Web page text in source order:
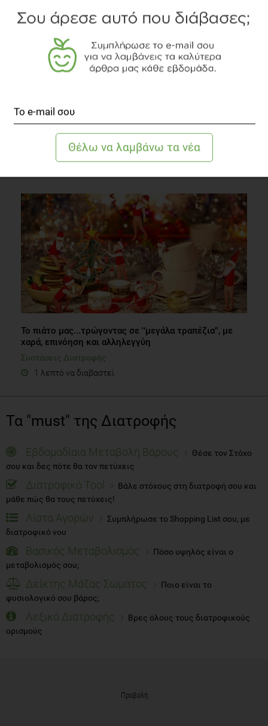
Η δράση των ξηρών καρπών στο διαβήτη
Το πιάτο μας...τρώγοντας σε '‘μεγάλα τραπέζια’', με
χαρά, επινόηση και αλληλεγγύη
Συστάσεις Διατροφής
1 λεπτό να διαβαστεί
Τα "must" της Διατροφής
Εβδομαδίαια Μεταβολή Βάρους
Θέσε τον Στόχο
σου και δες πότε θα τον πετύχεις
Διατροφικό Tool
Βάλε στόχους στη διατροφή σου και
μάθε πώς θα τους πετύχεις!
Λίστα Αγορών
Συμπλήρωσε το Shopping List σου, με
διατροφικό νου
Βασικός Μεταβολισμός
Πόσο υψηλός είναι ο
μεταβολισμός σου;
Δείκτης Μάζας Σώματος
Ποιο είναι το
φυσιολογικό σου βάρος;
Λεξικό Διατροφής
Βρες όλους τους διατροφικούς
ορισμούς
Προβολή